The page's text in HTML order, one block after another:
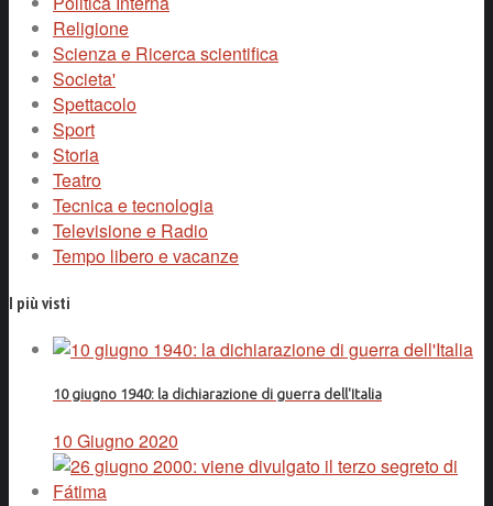
Religione
Scienza e Ricerca scientifica
Societa'
Spettacolo
Sport
Storia
Teatro
Tecnica e tecnologia
Televisione e Radio
Tempo libero e vacanze
I più visti
10 giugno 1940: la dichiarazione di guerra dell'Italia
10 Giugno 2020